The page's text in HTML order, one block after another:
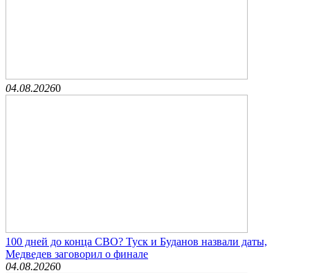
04.08.20260
100 дней до конца СВО? Туск и Буданов назвали даты,
Медведев заговорил о финале
04.08.20260